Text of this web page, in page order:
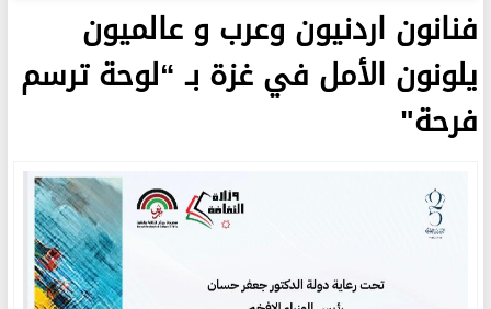
فنانون اردنيون وعرب و عالميون
يلونون الأمل في غزة بـ “لوحة ترسم
فرحة"